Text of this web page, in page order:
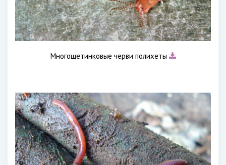
Многощетинковые черви полихеты